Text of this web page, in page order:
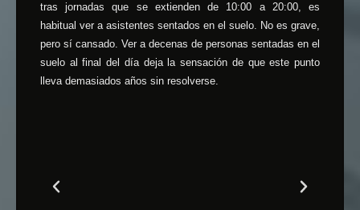
tras jornadas que se extienden de 10:00 a 20:00, es
habitual ver a asistentes sentados en el suelo. No es grave,
pero sí cansado. Ver a decenas de personas sentadas en el
suelo al final del día deja la sensación de que este punto
lleva demasiados años sin resolverse.